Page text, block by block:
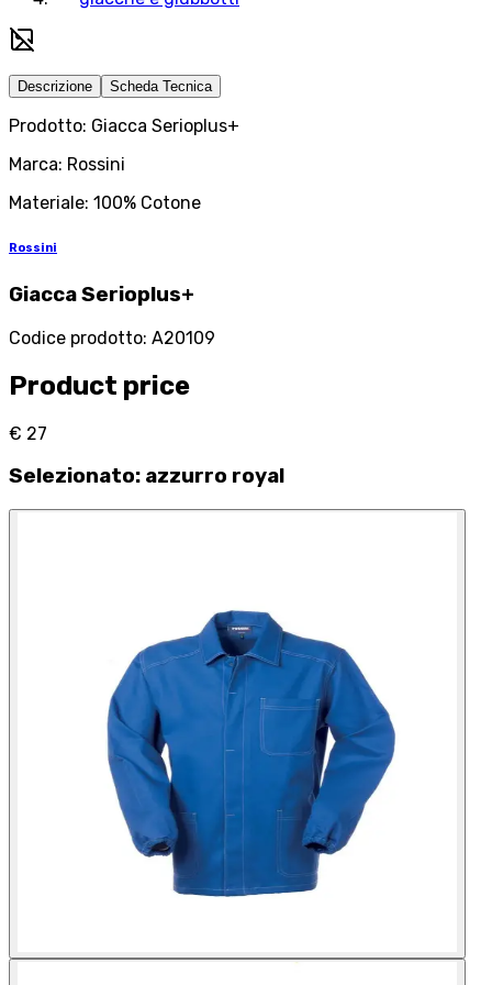
Descrizione Scheda Tecnica
Prodotto: Giacca Serioplus+
Marca: Rossini
Materiale: 100% Cotone
Rossini
Giacca Serioplus+
Codice prodotto: A20109
Product price
€ 27
Selezionato: azzurro royal